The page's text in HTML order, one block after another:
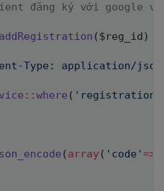
đăng ký với google
addRegistration ( $reg_id )
Type: application/
::where (
( array ( 'code' =>